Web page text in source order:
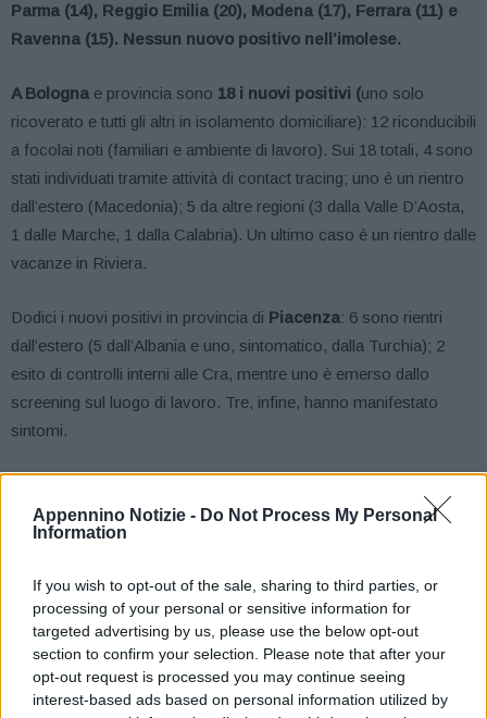
Appennino Notizie - Do Not Process My Personal
Information
If you wish to opt-out of the sale, sharing to third parties, or
processing of your personal or sensitive information for
targeted advertising by us, please use the below opt-out
section to confirm your selection. Please note that after your
opt-out request is processed you may continue seeing
interest-based ads based on personal information utilized by
Parma (14), Reggio Emilia (20), Modena (17), Ferrara (11) e
Ravenna (15). Nessun nuovo positivo nell’imolese.
A Bologna e provincia sono 18 i nuovi positivi (uno solo
ricoverato e tutti gli altri in isolamento domiciliare): 12 riconducibili
a focolai noti (familiari e ambiente di lavoro). Sui 18 totali, 4 sono
stati individuati tramite attività di contact tracing; uno è un rientro
dall’estero (Macedonia); 5 da altre regioni (3 dalla Valle D’Aosta,
1 dalle Marche, 1 dalla Calabria). Un ultimo caso è un rientro dalle
vacanze in Riviera.
Dodici i nuovi positivi in provincia di Piacenza: 6 sono rientri
dall’estero (5 dall’Albania e uno, sintomatico, dalla Turchia); 2
esito di controlli interni alle Cra, mentre uno è emerso dallo
screening sul luogo di lavoro. Tre, infine, hanno manifestato
sintomi.
da attività di contact tracing, tra i quali figurano due sintomatici; 3
riguardano rientri dall’estero (uno dalla Moldavia, uno dalla
ospedaliero. Due casi sono pazienti con sintomi, altri 2 sono
emersi dallo screening effettuato su ospiti di Cra. Infine, un caso
è stato individuato tramite screening di una squadra di calcio del
campionato Promozione.